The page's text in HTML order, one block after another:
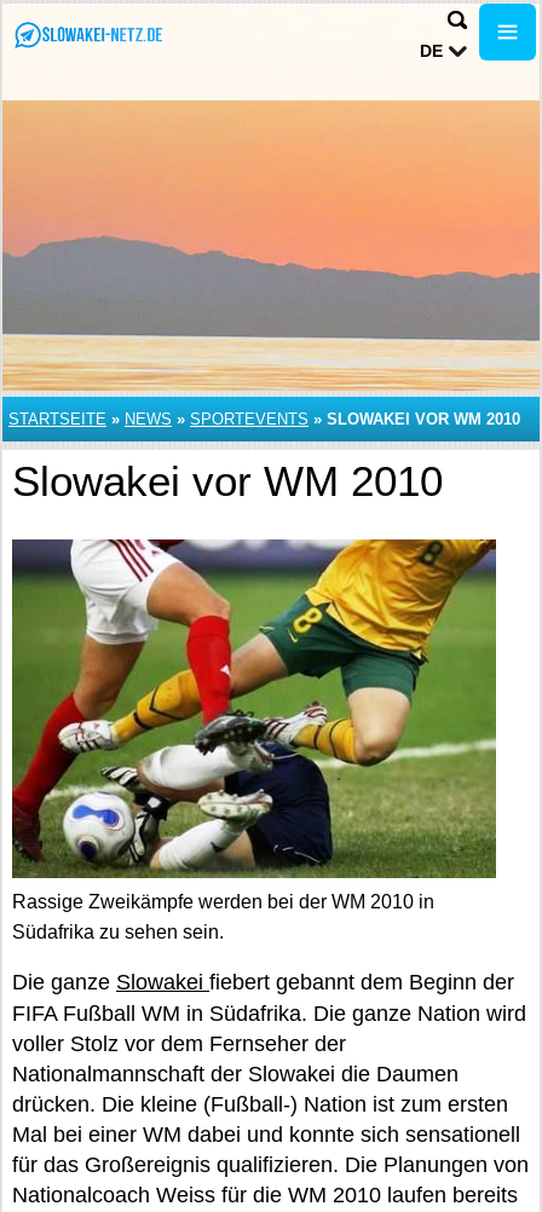
DE
STARTSEITE » NEWS » SPORTEVENTS » SLOWAKEI VOR WM 2010
Slowakei vor WM 2010
Rassige Zweikämpfe werden bei der WM 2010 in
Südafrika zu sehen sein.
Die ganze Slowakei fiebert gebannt dem Beginn der
FIFA Fußball WM in Südafrika. Die ganze Nation wird
voller Stolz vor dem Fernseher der
Nationalmannschaft der Slowakei die Daumen
drücken. Die kleine (Fußball-) Nation ist zum ersten
Mal bei einer WM dabei und konnte sich sensationell
für das Großereignis qualifizieren. Die Planungen von
Nationalcoach Weiss für die WM 2010 laufen bereits